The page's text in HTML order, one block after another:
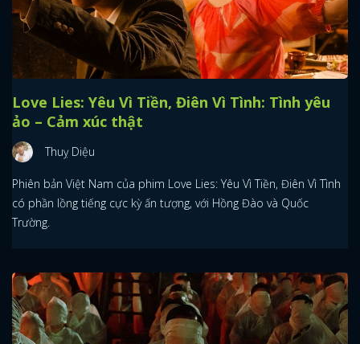
Love Lies: Yêu Vì Tiền, Điên Vì Tình: Tình yêu
ảo – Cảm xúc thật
Thuỵ Diệu
Phiên bản Việt Nam của phim Love Lies: Yêu Vì Tiền, Điên Vì Tình
có phần lồng tiếng cực kỳ ấn tượng, với Hồng Đào và Quốc
Trường.